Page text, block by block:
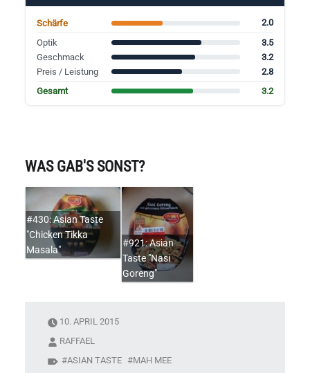
Schärfe
2.0
Optik
3.5
Geschmack
3.2
Preis / Leistung
2.8
Gesamt
3.2
WAS GAB'S SONST?
#430: Asian Taste
"Chicken Tikka
Masala"
#921: Asian
Taste "Nasi
Goreng"
10. APRIL 2015
RAFFAEL
ASIAN TASTE
MAH MEE